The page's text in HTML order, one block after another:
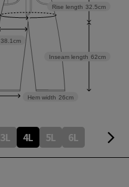
Inseam length 62cm
Rise length 32.5cm
Hem width 26cm
38.1cm
3L 4L 5L 6L